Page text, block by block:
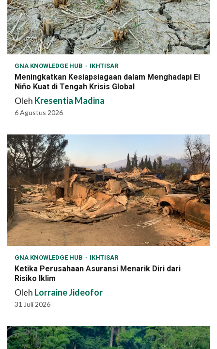
GNA KNOWLEDGE HUB IKHTISAR
Meningkatkan Kesiapsiagaan dalam Menghadapi El
Niño Kuat di Tengah Krisis Global
Oleh Kresentia Madina
6 Agustus 2026
GNA KNOWLEDGE HUB IKHTISAR
Ketika Perusahaan Asuransi Menarik Diri dari
Risiko Iklim
Oleh Lorraine Jideofor
31 Juli 2026